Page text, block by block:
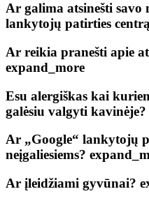
Ar galima atsinešti savo
lankytojų patirties
Ar reikia pranešti apie
expand_more
Esu alergiškas kai
galėsiu valgyti kavinėje?
Ar „Google“ lankytojų
neįgaliesiems?
Ar įleidžiami gyvūnai?